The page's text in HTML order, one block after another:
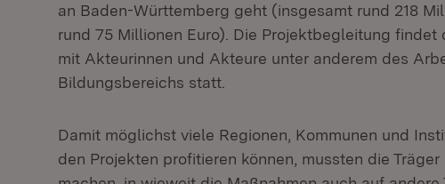
an Baden-Württemberg geht (insgesamt rund 218
rund 75 Millionen Euro). Die Projektbegleitung
mit Akteurinnen und Akteure unter anderem des
Bildungsbereichs statt.
Damit möglichst viele Regionen, Kommunen und
den Projekten profitieren können, mussten die